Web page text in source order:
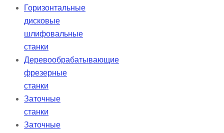
Горизонтальные
дисковые
шлифовальные
станки
Деревообрабатывающие
фрезерные
станки
Заточные
станки
Заточные